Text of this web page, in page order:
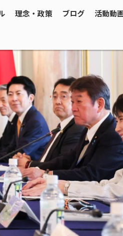
理念・政策 ブログ 活動動